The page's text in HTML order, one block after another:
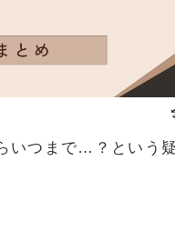
いつまで…？という